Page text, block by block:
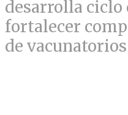
desarrolla ciclo
fortalecer
de